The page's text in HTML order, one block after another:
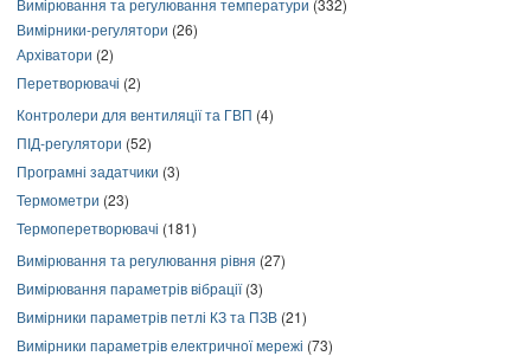
Вимірювання та регулювання температури (332)
Вимірники-регулятори (26)
Архіватори (2)
Перетворювачі (2)
Контролери для вентиляції та ГВП (4)
ПІД-регулятори (52)
Програмні задатчики (3)
Термометри (23)
Термоперетворювачі (181)
Вимірювання та регулювання рівня (27)
Вимірювання параметрів вібрації(3)
Вимірники параметрів петлі КЗ та ПЗВ (21)
Вимірники параметрів електричної мережі (73)